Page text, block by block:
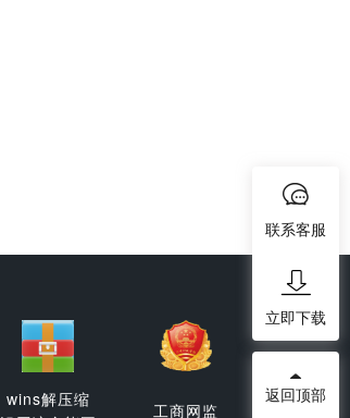
wins解压缩
工商网监
联系客服
立即下载
返回顶部